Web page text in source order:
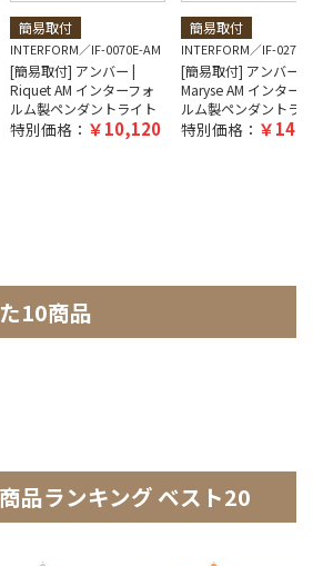
簡易取付
INTERFORM IF-0070E-AM
[簡易取付] アンバー |
Riquet AM インターフォ
ルム製ペンダントライト
特別価格： 10,120
簡易取付
INTERFORM IF-
[簡易取付] アンバー |
Maryse AM インター
ルム製ペンダントラ
特別価格：
10商品
品ランキング ベスト20